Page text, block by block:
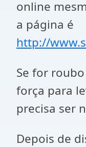
online
a página é
http://
Se for
força para
precisa ser
Depois de